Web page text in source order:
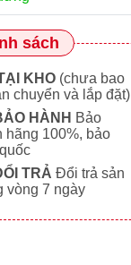
sách
KHO(chưa bao
chuyển và lắp đặt)
HÀNH Bảo
hãng 100%, bảo
TRẢ Đổi trả sản
vòng 7 ngày